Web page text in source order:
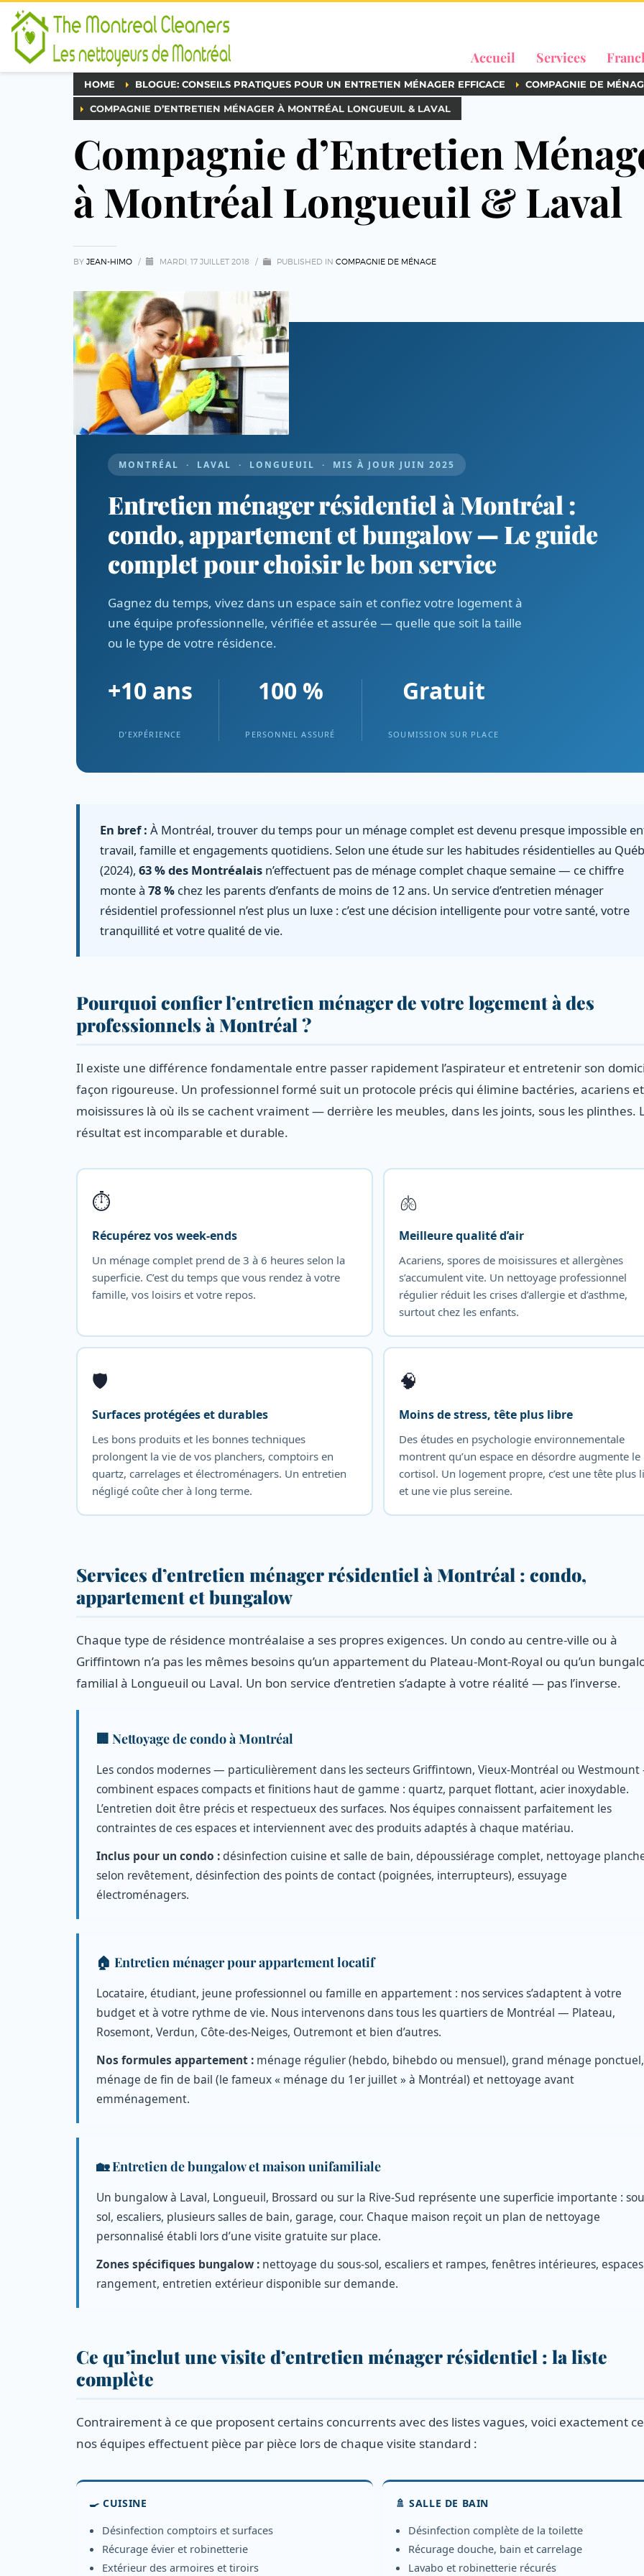
Accueil Services
HOME BLOGUE: CONSEILS PRATIQUES POUR UN ENTRETIEN MÉNAGER EFFICACE COMPAGNIE DE
COMPAGNIE D’ENTRETIEN MÉNAGER À MONTRÉAL LONGUEUIL & LAVAL
Compagnie d’Entretien
à Montréal Longueuil & Laval
BY JEAN-HIMO / MARDI, 17 JUILLET 2018 / PUBLISHED IN COMPAGNIE DE MÉNAGE
MONTRÉAL · LAVAL · LONGUEUIL · MIS À JOUR JUIN 2025
Entretien ménager résidentiel à Montréal :
condo, appartement et bungalow — Le guide
complet pour choisir le bon service
Gagnez du temps, vivez dans un espace sain et confiez votre logement à
une équipe professionnelle, vérifiée et assurée — quelle que soit la taille
ou le type de votre résidence.
+10 ans
D’EXPÉRIENCE
100 %
PERSONNEL ASSURÉ
Gratuit
SOUMISSION SUR PLACE
En bref : À Montréal, trouver du temps pour un ménage complet est devenu presque impossible
travail, famille et engagements quotidiens. Selon une étude sur les habitudes résidentielles au
(2024), 63 % des Montréalais n’effectuent pas de ménage complet chaque semaine — ce chiffre
monte à 78 % chez les parents d’enfants de moins de 12 ans. Un service d’entretien ménager
résidentiel professionnel n’est plus un luxe : c’est une décision intelligente pour votre santé, votre
tranquillité et votre qualité de vie.
Pourquoi confier l’entretien ménager de votre logement à des
professionnels à Montréal ?
Il existe une différence fondamentale entre passer rapidement l’aspirateur et entretenir son
façon rigoureuse. Un professionnel formé suit un protocole précis qui élimine bactéries, acariens et
moisissures là où ils se cachent vraiment — derrière les meubles, dans les joints, sous les plinthes.
résultat est incomparable et durable.
⏱️
Récupérez vos week-ends
Un ménage complet prend de 3 à 6 heures selon la
superficie. C’est du temps que vous rendez à votre
famille, vos loisirs et votre repos.
🫁
Meilleure qualité d’air
Acariens, spores de moisissures et allergènes
s’accumulent vite. Un nettoyage professionnel
régulier réduit les crises d’allergie et d’asthme,
surtout chez les enfants.
🛡️
Surfaces protégées et durables
Les bons produits et les bonnes techniques
prolongent la vie de vos planchers, comptoirs en
quartz, carrelages et électroménagers. Un entretien
négligé coûte cher à long terme.
🧠
Moins de stress, tête plus libre
Des études en psychologie environnementale
montrent qu’un espace en désordre augmente le
cortisol. Un logement propre, c’est une tête plus
et une vie plus sereine.
Services d’entretien ménager résidentiel à Montréal : condo,
appartement et bungalow
Chaque type de résidence montréalaise a ses propres exigences. Un condo au centre-ville ou à
Griffintown n’a pas les mêmes besoins qu’un appartement du Plateau-Mont-Royal ou qu’un
familial à Longueuil ou Laval. Un bon service d’entretien s’adapte à votre réalité — pas l’inverse.
🏢 Nettoyage de condo à Montréal
Les condos modernes — particulièrement dans les secteurs Griffintown, Vieux-Montréal ou
combinent espaces compacts et finitions haut de gamme : quartz, parquet flottant, acier inoxydable.
L’entretien doit être précis et respectueux des surfaces. Nos équipes connaissent parfaitement les
contraintes de ces espaces et interviennent avec des produits adaptés à chaque matériau.
Inclus pour un condo :désinfection cuisine et salle de bain, dépoussiérage complet, nettoyage
selon revêtement, désinfection des points de contact (poignées, interrupteurs), essuyage
électroménagers.
🏠 Entretien ménager pour appartement locatif
Locataire, étudiant, jeune professionnel ou famille en appartement : nos services s’adaptent à votre
budget et à votre rythme de vie. Nous intervenons dans tous les quartiers de Montréal — Plateau,
Rosemont, Verdun, Côte-des-Neiges, Outremont et bien d’autres.
Nos formules appartement : ménage régulier (hebdo, bihebdo ou mensuel), grand ménage ponctuel,
ménage de fin de bail (le fameux « ménage du 1er juillet » à Montréal) et nettoyage avant
emménagement.
🏡 Entretien de bungalow et maison unifamiliale
Un bungalow à Laval, Longueuil, Brossard ou sur la Rive-Sud représente une superficie importante :
sol, escaliers, plusieurs salles de bain, garage, cour. Chaque maison reçoit un plan de nettoyage
personnalisé établi lors d’une visite gratuite sur place.
Zones spécifiques bungalow : nettoyage du sous-sol, escaliers et rampes, fenêtres intérieures,
rangement, entretien extérieur disponible sur demande.
Ce qu’inclut une visite d’entretien ménager résidentiel : la liste
complète
Contrairement à ce que proposent certains concurrents avec des listes vagues, voici exactement
nos équipes effectuent pièce par pièce lors de chaque visite standard :
🍳 CUISINE
Désinfection comptoirs et surfaces
Récurage évier et robinetterie
Extérieur des armoires et tiroirs
🚿 SALLE DE BAIN
Désinfection complète de la toilette
Récurage douche, bain et carrelage
Lavabo et robinetterie récurés